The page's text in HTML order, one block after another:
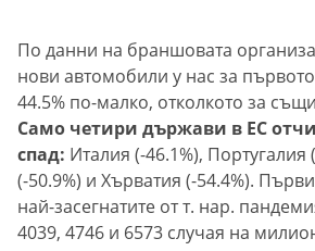
По данни на браншовата
нови автомобили у нас за
44.5% по-малко, отколкото за
Само четири държави в ЕС
спад: Италия (-46.1%), Португалия
(-50.9%) и Хърватия (-54.4%).
най-засегнатите от т. нар.
4039, 4746 и 6573 случая на